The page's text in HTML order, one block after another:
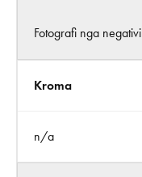
Fotografi nga negativi
Kroma
n/a